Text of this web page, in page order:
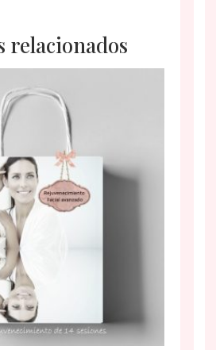
relacionados